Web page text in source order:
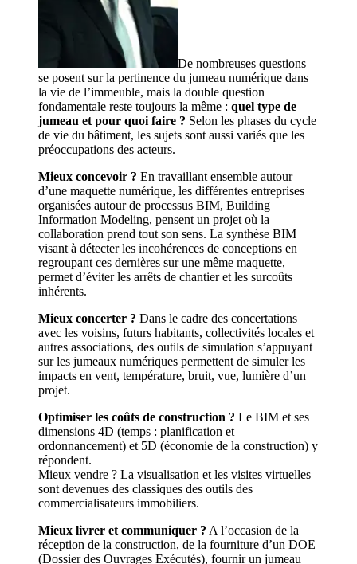
De nombreuses questions
se posent sur la pertinence du jumeau numérique dans
la vie de l’immeuble, mais la double question
fondamentale reste toujours la même : quel type de
jumeau et pour quoi faire ? Selon les phases du cycle
de vie du bâtiment, les sujets sont aussi variés que les
préoccupations des acteurs.
Mieux concevoir ? En travaillant ensemble autour
d’une maquette numérique, les différentes entreprises
organisées autour de processus BIM, Building
Information Modeling, pensent un projet où la
collaboration prend tout son sens. La synthèse BIM
visant à détecter les incohérences de conceptions en
regroupant ces dernières sur une même maquette,
permet d’éviter les arrêts de chantier et les surcoûts
inhérents.
Mieux concerter ? Dans le cadre des concertations
avec les voisins, futurs habitants, collectivités locales et
autres associations, des outils de simulation s’appuyant
sur les jumeaux numériques permettent de simuler les
impacts en vent, température, bruit, vue, lumière d’un
projet.
Optimiser les coûts de construction ? Le BIM et ses
dimensions 4D (temps : planification et
ordonnancement) et 5D (économie de la construction) y
répondent.
Mieux vendre ? La visualisation et les visites virtuelles
sont devenues des classiques des outils des
commercialisateurs immobiliers.
Mieux livrer et communiquer ? A l’occasion de la
réception de la construction, de la fourniture d’un DOE
(Dossier des Ouvrages Exécutés), fournir un jumeau